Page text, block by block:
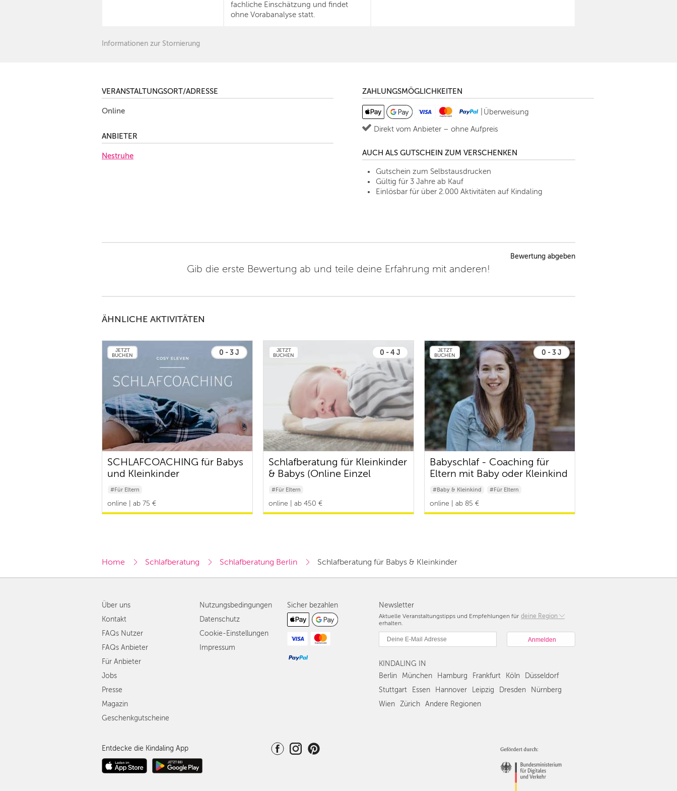
fachliche Einschätzung und findet
ohne Vorabanalyse statt.
Informationen zur Stornierung
ZAHLUNGSMÖGLICHKEITEN
Überweisung
Direkt vom Anbieter – ohne Aufpreis
AUCH ALS GUTSCHEIN ZUM VERSCHENKEN
Gutschein zum Selbstausdrucken
Gültig für 3 Jahre ab Kauf
Einlösbar für über 2.000 Aktivitäten auf Kindaling
VERANSTALTUNGSORT/ADRESSE
Online
ANBIETER
Nestruhe
Bewertung abgeben
Gib die erste Bewertung ab und teile deine Erfahrung mit anderen!
ÄHNLICHE AKTIVITÄTEN
JETZT
BUCHEN
0 - 3 J
SCHLAFCOACHING für Babys
und Kleinkinder
#Für Eltern
online | ab 75 €
JETZT
BUCHEN
0 - 4 J
Schlafberatung für Kleinkinder
& Babys (Online Einzel
Coaching)
#Für Eltern
online | ab 450 €
JETZT
BUCHEN
0 - 3 J
Babyschlaf - Coaching für
Eltern mit Baby oder Kleinkind
#Baby & Kleinkind #Für Eltern
online | ab 85 €
Home Schlafberatung Schlafberatung Berlin Schlafberatung für Babys & Kleinkinder
Newsletter
Aktuelle Veranstaltungstipps und Empfehlungen für deine Region
Berlin
Hamburg
Düsseldorf
Stuttgart
Nürnberg
Wien
Zürich
erhalten.
KINDALING IN
Berlin
München Hamburg Frankfurt Köln
Düsseldorf
Stuttgart
Essen Hannover Leipzig Dresden
Nürnberg
Wien
Zürich Andere Regionen
Über uns
Kontakt
FAQs Nutzer
FAQs Anbieter
Für Anbieter
Jobs
Presse
Magazin
Geschenkgutscheine
Nutzungsbedingungen
Datenschutz
Cookie-Einstellungen
Impressum
Sicher bezahlen
Entdecke die Kindaling App